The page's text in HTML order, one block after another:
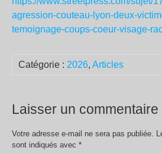
agression-couteau-lyon-deux-
temoignage-coups-coeur-visage-
Catégorie : 2026, Articles
Laisser un commentaire
Votre adresse e-mail ne sera pas publiée.
sont indiqués avec *